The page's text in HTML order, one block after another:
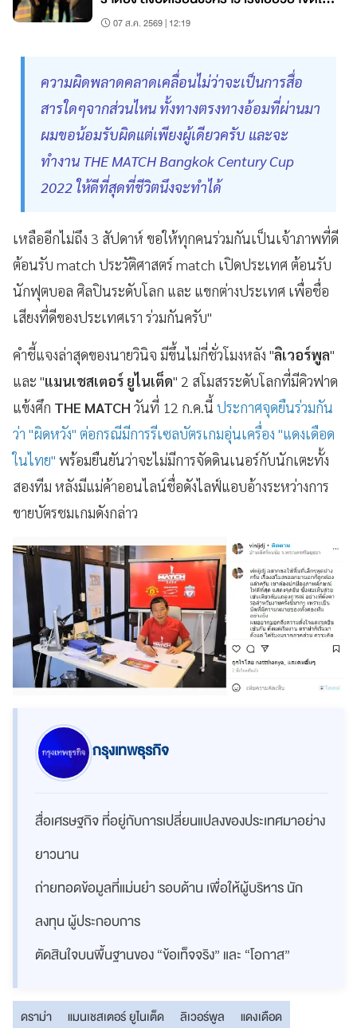
ครู-นร.
07 ส.ค. 2569 | 12:19
ความผิดพลาดคลาดเคลื่อนไม่ว่าจะเป็นการสื่อ
สารใดๆจากส่วนไหน ทั้งทางตรงทางอ้อมที่ผ่านมา
ผมขอน้อมรับผิดแต่เพียงผู้เดียวครับ และจะ
ทำงาน THE MATCH Bangkok Century Cup
2022 ให้ดีที่สุดที่ชีวิตนึงจะทำได้
เหลืออีกไม่ถึง 3 สัปดาห์ ขอให้ทุกคนร่วมกันเป็นเจ้าภาพที่ดี
ต้อนรับ match ประวัติศาสตร์ match เปิดประเทศ ต้อนรับ
นักฟุตบอล ศิลปินระดับโลก และ แขกต่างประเทศ เพื่อชื่อ
เสียงที่ดีของประเทศเรา ร่วมกันครับ"
คำชี้แจงล่าสุดของนายวินิจ มีขึ้นไม่กี่ชั่วโมงหลัง "ลิเวอร์พูล"
และ "แมนเชสเตอร์ ยูไนเต็ด" 2 สโมสรระดับโลกที่มีคิวฟาด
แข้งศึก THE MATCH วันที่ 12 ก.ค.นี้ ประกาศจุดยืนร่วมกัน
ว่า "ผิดหวัง" ต่อกรณีมีการรีเซลบัตรเกมอุ่นเครื่อง "แดงเดือด
ในไทย" พร้อมยืนยันว่าจะไม่มีการจัดดินเนอร์กับนักเตะทั้ง
สองทีม หลังมีแม่ค้าออนไลน์ชื่อดังไลฟ์แอบอ้างระหว่างการ
ขายบัตรชมเกมดังกล่าว
กรุงเทพธุรกิจ
สื่อเศรษฐกิจ ที่อยู่กับการเปลี่ยนแปลงของประเทศมาอย่าง
ยาวนาน
ถ่ายทอดข้อมูลที่แม่นยำ รอบด้าน เพื่อให้ผู้บริหาร นัก
ลงทุน ผู้ประกอบการ
ตัดสินใจบนพื้นฐานของ “ข้อเท็จจริง” และ “โอกาส”
ดราม่า แมนเชสเตอร์ ยูไนเต็ด ลิเวอร์พูล
แดงเดือด